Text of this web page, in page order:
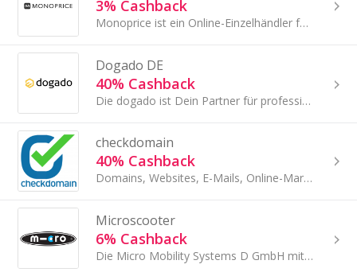
3% Cashback
Monoprice ist ein Online-Einzelhändler für Unterhaltungselektronik. Der Online-Shop bietet über 6.500 technische Produkte der Marke Monoprice an...
Dogado DE
40% Cashback
Die dogado ist Dein Partner für professionelle Hosting Lösungen aus den Bereichen Webhosting, WordPress CMS Hosting, Online Backup, Hosted Exchange...
checkdomain
40% Cashback
Domains, Websites, E-Mails, Online-Marketing: Sie haben die Idee - checkdomain hat die digitale Lösung!
Microscooter
6% Cashback
Die Micro Mobility Systems D GmbH mit Sitz in Geislingen-Binsdorf am Rande der Schwäbischen Alb vertreibt Micro®-Produkte in Deutschland und Luxemburg